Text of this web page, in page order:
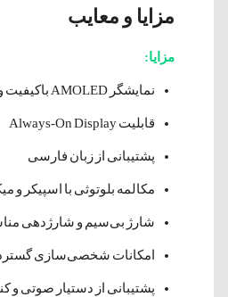
مزایا و معایب
مزایا:
نمایشگر AMOLED باکیفیت و رزولوشن بالا
قابلیت Always-On Display
پشتیبانی از زبان فارسی
مکالمه بلوتوثی با اسپیکر و
شارژ بی‌سیم و شارژدهی
امکانات شخصی‌سازی
پشتیبانی از دستیار صوتی و